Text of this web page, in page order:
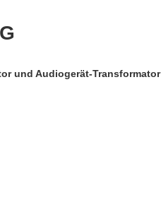
und Audiogerät-Transformator